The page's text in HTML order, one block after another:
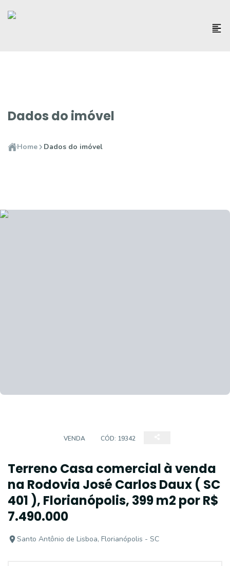
Dados do imóvel
Home Dados do imóvel
VENDA CÓD: 19342
Terreno Casa comercial à venda
na Rodovia José Carlos Daux ( SC
401 ), Florianópolis, 399 m2 por R$
7.490.000
Santo Antônio de Lisboa, Florianópolis - SC